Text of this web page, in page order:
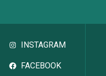
INSTAGRAM
FACEBOOK